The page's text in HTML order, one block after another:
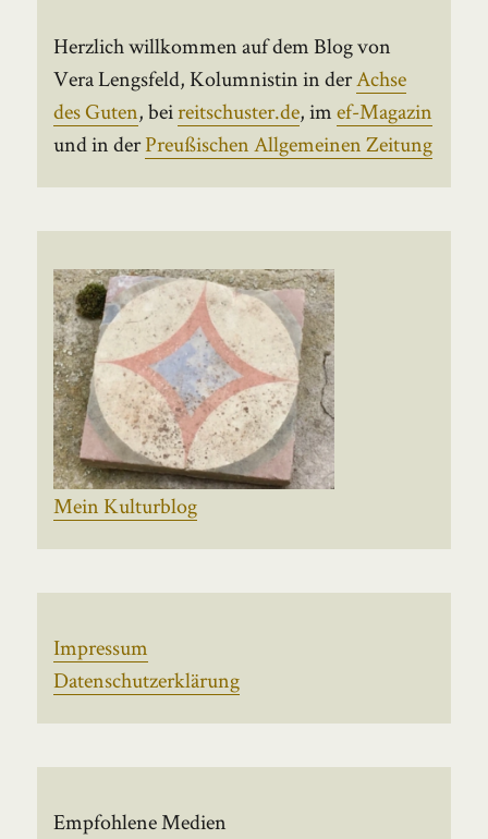
Herzlich willkommen auf dem Blog von
Vera Lengsfeld, Kolumnistin in derAchse
des Guten, beireitschuster.de, imef-Magazin
und in derPreußischen Allgemeinen Zeitung
Mein Kulturblog
Impressum
Datenschutzerklärung
Empfohlene Medien